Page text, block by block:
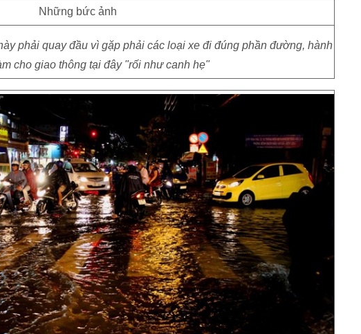
phải quay đầu vì gặp phải các loại xe đi đúng phần đường, hành
cho giao thông tại đây "rối như canh hẹ"